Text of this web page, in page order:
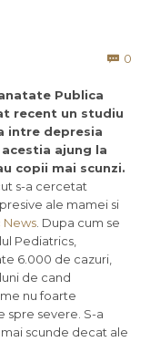
 0
Publica
recent un studiu
intre depresia
ajung la
copii mai scunzi.
s-a cercetat
ale mamei si
News . Dupa cum se
Pediatrics,
6.000 de cazuri,
de cand
nu foarte
spre severe. S-a
scunde decat ale